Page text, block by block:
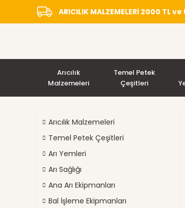
ARICILIK MALZEMELERİ 2000 TL ve
Arıcılık
Malzemeleri
Temel Petek
Çeşitleri
Arıcılık Malzemeleri
Temel Petek Çeşitleri
Arı Yemleri
Arı Sağlığı
Ana Arı Ekipmanları
Bal İşleme Ekipmanları